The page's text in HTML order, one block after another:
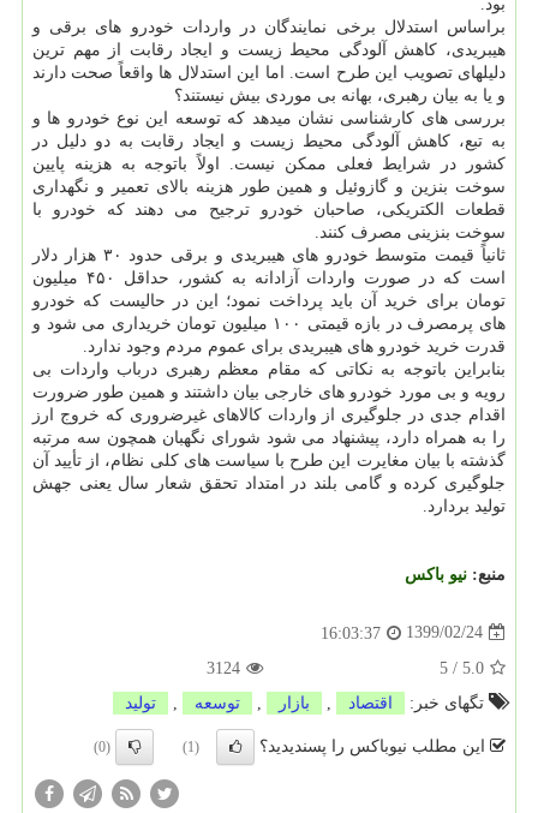
بود.
براساس استدلال برخی نمایندگان در واردات خودرو های برقی و
هیبریدی، کاهش آلودگی محیط زیست و ایجاد رقابت از مهم ترین
دلیلهای تصویب این طرح است. اما این استدلال ها واقعاً صحت دارند
و یا به بیان رهبری، بهانه بی موردی بیش نیستند؟
بررسی های کارشناسی نشان میدهد که توسعه این نوع خودرو ها و
به تبع، کاهش آلودگی محیط زیست و ایجاد رقابت به دو دلیل در
کشور در شرایط فعلی ممکن نیست. اولاً باتوجه به هزینه پایین
سوخت بنزین و گازوئیل و همین طور هزینه بالای تعمیر و نگهداری
قطعات الکتریکی، صاحبان خودرو ترجیح می دهند که خودرو با
سوخت بنزینی مصرف کنند.
ثانیاً قیمت متوسط خودرو های هیبریدی و برقی حدود ۳۰ هزار دلار
است که در صورت واردات آزادانه به کشور، حداقل ۴۵۰ میلیون
تومان برای خرید آن باید پرداخت نمود؛ این در حالیست که خودرو
های پرمصرف در بازه قیمتی ۱۰۰ میلیون تومان خریداری می شود و
قدرت خرید خودرو های هیبریدی برای عموم مردم وجود ندارد.
بنابراین باتوجه به نکاتی که مقام معظم رهبری درباب واردات بی
رویه و بی مورد خودرو های خارجی بیان داشتند و همین طور ضرورت
اقدام جدی در جلوگیری از واردات کالاهای غیرضروری که خروج ارز
را به همراه دارد، پیشنهاد می شود شورای نگهبان همچون سه مرتبه
گذشته با بیان مغایرت این طرح با سیاست های کلی نظام، از تأیید آن
جلوگیری کرده و گامی بلند در امتداد تحقق شعار سال یعنی جهش
تولید بردارد.
منبع: نیو باكس
1399/02/24
16:03:37
5.0
/
5
3124
تگهای خبر:
اقتصاد بازار توسعه تولید
این مطلب نیوباکس را پسندیدید؟ (1)
(0)